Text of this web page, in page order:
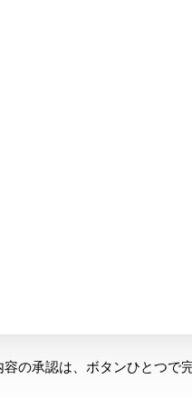
の承認は、ボタンひとつで